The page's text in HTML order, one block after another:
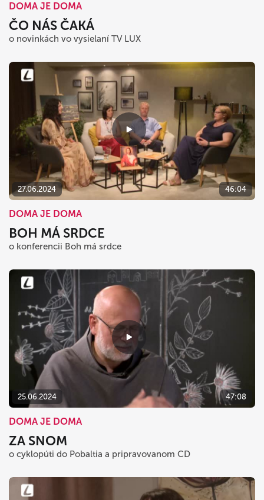
DOMA JE DOMA
ČO NÁS ČAKÁ
o novinkách vo vysielaní TV LUX
27.06.2024 46:04
DOMA JE DOMA
BOH MÁ SRDCE
o konferencii Boh má srdce
25.06.2024 47:08
DOMA JE DOMA
ZA SNOM
o cyklopúti do Pobaltia a pripravovanom CD